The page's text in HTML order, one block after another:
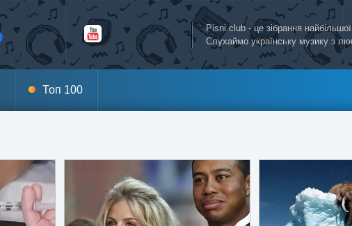
Pisni.club - це зібрання найбільшої
Слухаймо українську музику з
Топ 100